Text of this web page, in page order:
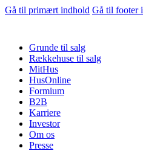
Gå til primært indhold Gå til footer
Grunde til salg
Rækkehuse til salg
MitHus
HusOnline
Formium
B2B
Karriere
Investor
Om os
Presse